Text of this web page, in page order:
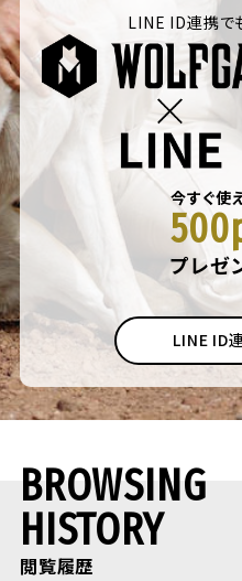
LINE ID連携で
今すぐ使
プレゼ
LINE ID
BROWSING
HISTORY
閲覧履歴